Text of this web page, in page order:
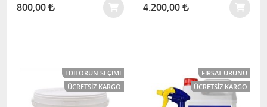
800,00 4.200,00
EDITÖRÜN SEÇIMI
ÜCRETSIZ KARGO
FIRSAT ÜRÜNÜ
ÜCRETSIZ KARGO